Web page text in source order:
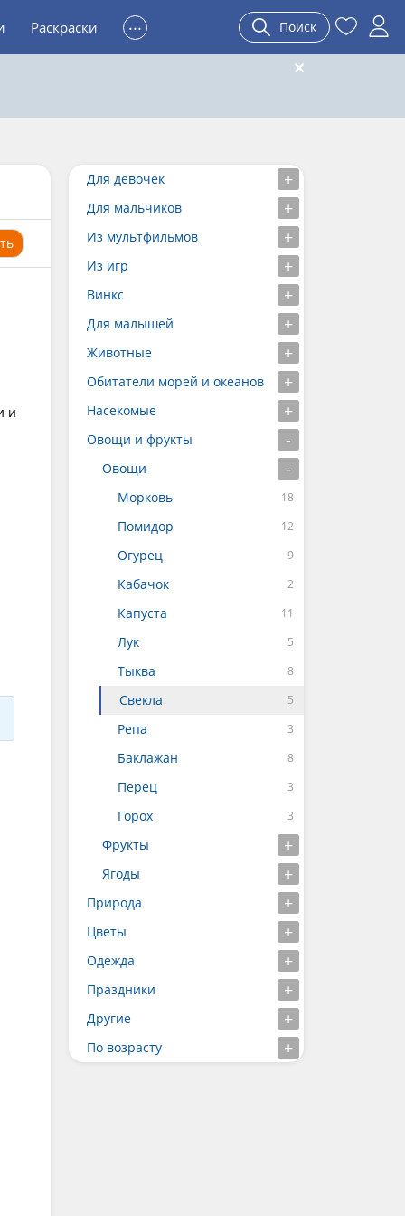
Раскраски ... Поиск
и
Для девочек
Для мальчиков
Из мультфильмов
Из игр
Винкс
Для малышей
Животные
Обитатели морей и океанов
Насекомые
Овощи и фрукты
Овощи
Морковь
Помидор
Огурец
Кабачок
Капуста
Лук
Тыква
Свекла
Репа
Баклажан
Перец
Горох
Фрукты
Ягоды
Природа
Цветы
Одежда
Праздники
Другие
По возрасту